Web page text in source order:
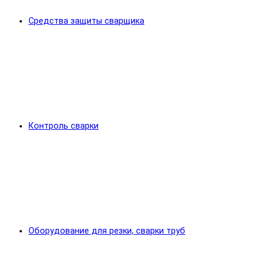
Средства защиты сварщика
Контроль сварки
Оборудование для резки, сварки труб